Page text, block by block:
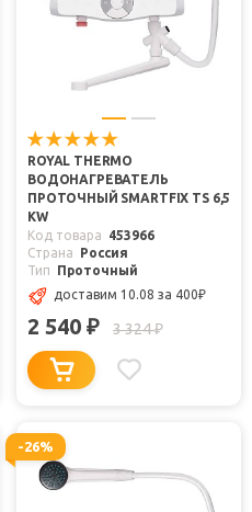
ROYAL THERMO
ВОДОНАГРЕВАТЕЛЬ
ПРОТОЧНЫЙ SMARTFIX TS 6,5
KW
Код товара
453966
Страна
Россия
Тип
Проточный
доставим 10.08 за 400₽
2 540 ₽ 3 324₽
-26%